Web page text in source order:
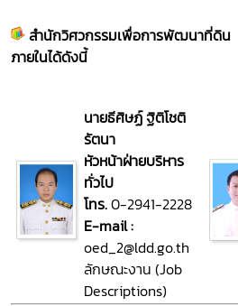
สำนักวิศวกรรมเพื่อการพัฒนาที่ดิน
ภายในได้ดังนี้
นายธีศิษฏ์ ฐิติโชติ
รัตนา
หัวหน้าฝ่ายบริหาร
ทั่วไป
โทร.0-2941-2228
E-mail :
oed_2@ldd.go.th
ลักษณะงาน (Job
Descriptions)